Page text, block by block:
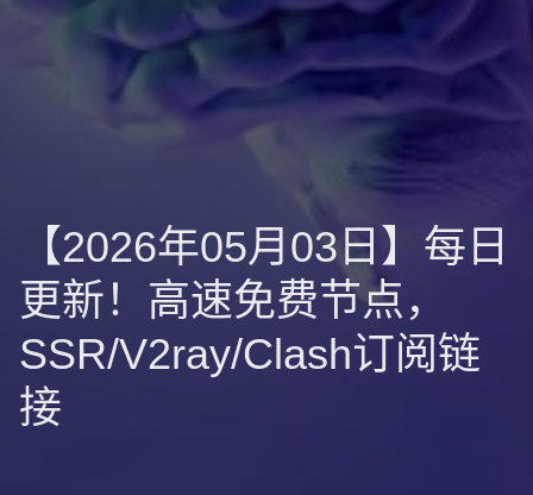
【2026年05月03日】每日
更新！高速免费节点，
SSR/V2ray/Clash订阅链
接